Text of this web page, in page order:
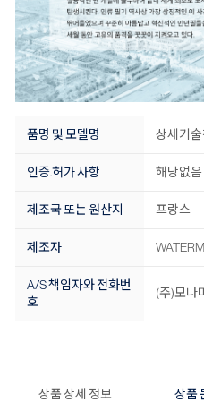
품명 및 모델명 상세기
인증.허가 사항 해당없음
제조국 또는 원산지 프랑스
제조자
A/S 책임자와 전화번
호
(주)모나
상품 상세 정보 상품